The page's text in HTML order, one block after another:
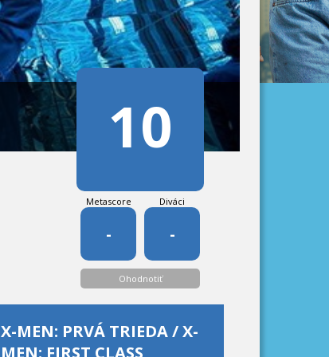
10
Metascore
-
Diváci
-
Ohodnotiť
X-MEN: PRVÁ TRIEDA / X-
MEN: FIRST CLASS